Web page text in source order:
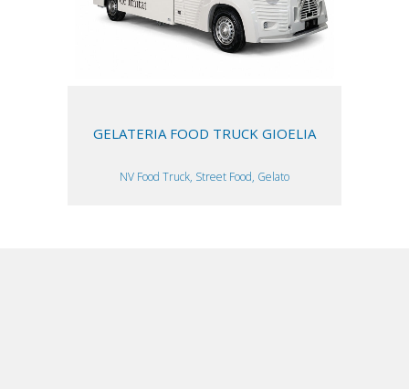
GELATERIA FOOD TRUCK GIOELIA
NV Food Truck, Street Food, Gelato